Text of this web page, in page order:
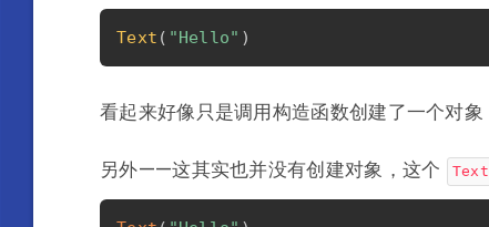
Text ( "Hello" )
看起来好像只是调用构造函数创建了一个对
另外——这其实也并没有创建对象，这个